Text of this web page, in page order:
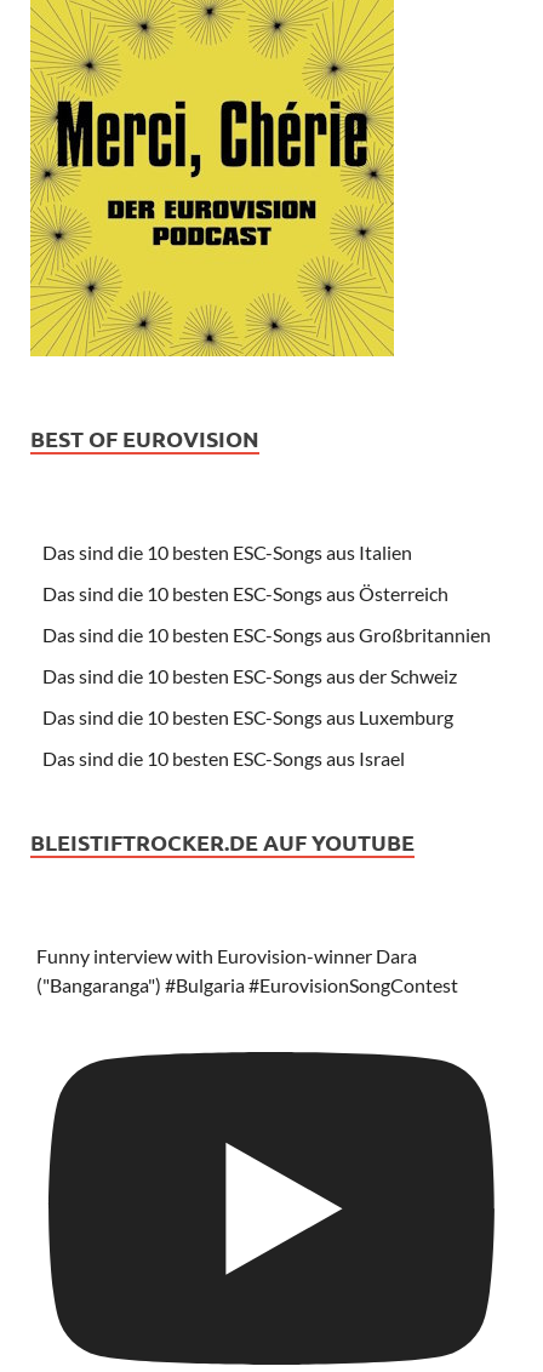
BEST OF EUROVISION
Das sind die 10 besten ESC-Songs aus Italien
Das sind die 10 besten ESC-Songs aus Österreich
Das sind die 10 besten ESC-Songs aus Großbritannien
Das sind die 10 besten ESC-Songs aus der Schweiz
Das sind die 10 besten ESC-Songs aus Luxemburg
Das sind die 10 besten ESC-Songs aus Israel
BLEISTIFTROCKER.DE AUF YOUTUBE
Funny interview with Eurovision-winner Dara
("Bangaranga") #Bulgaria #EurovisionSongContest